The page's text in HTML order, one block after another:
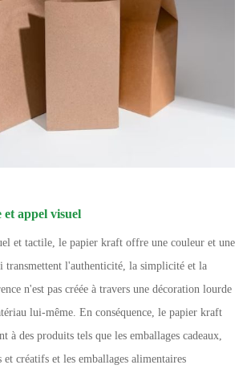
appel visuel
et tactile, le papier kraft offre une couleur et une
transmettent l'authenticité, la simplicité et la
n'est pas créée à travers une décoration lourde
lui-même. En conséquence, le papier kraft
à des produits tels que les emballages cadeaux,
créatifs et les emballages alimentaires